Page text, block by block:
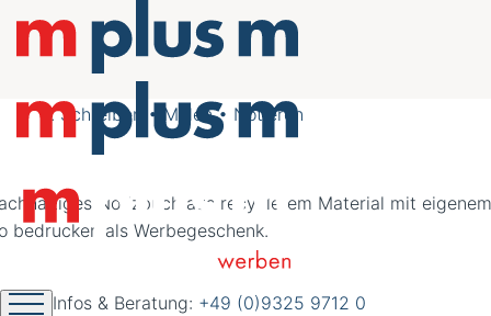
Infos & Beratung: +49 (0)9325 9712 0
nachhaltig schöner werben
Schreiben • Malen • Notieren